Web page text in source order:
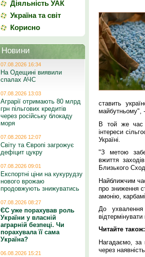
ставить
майбутньому",
В той же час
інтереси
Україні.
"З метою
вжиття
Близького
Найближчим
про зниження
амонію,
До
Читайте також:
Нагадаємо, за
через
Діяльність УАК
Україна та світ
Корисно
Новини
07.08.2026 16:34
На Одещині виявили
спалах АЧС
07.08.2026 13:03
Аграрії отримають 80 млрд
грн пільгових кредитів
через російську блокаду
моря
07.08.2026 12:07
Світу та Європі загрожує
дефіцит цукру
07.08.2026 09:01
Експортні ціни на кукурудзу
нового врожаю
продовжують знижуватись
07.08.2026 08:27
ЄС уже порахував роль
України у власній
аграрній безпеці. Чи
порахувала її сама
Україна?
06.08.2026 15:21